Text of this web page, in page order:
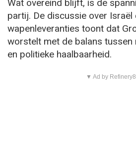
Wat overeind blijft, is de
partij. De discussie over Israël
wapenleveranties toont dat
worstelt met de balans tussen
en politieke haalbaarheid.
▼ Ad by